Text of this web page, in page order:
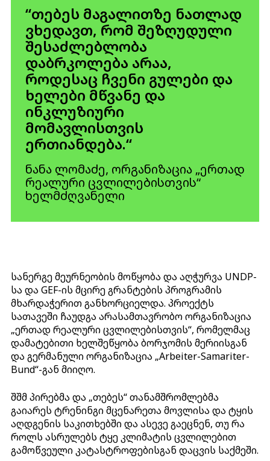
“თებეს მაგალითზე ნათლად
ვხედავთ, რომ შეზღუდული
შესაძლებლობა
დაბრკოლება არაა,
როდესაც ჩვენი გულები და
ხელები მწვანე და
ინკლუზიური
მომავლისთვის
ერთიანდება.“
ნანა ლომაძე, ორგანიზაცია „ერთად
რეალური ცვლილებისთვის“
ხელმძღვანელი
სანერგე მეურნეობის მოწყობა და აღჭურვა UNDP-
სა და GEF-ის მცირე გრანტების პროგრამის
მხარდაჭერით განხორციელდა. პროექტს
სათავეში ჩაუდგა არასამთავრობო ორგანიზაცია
„ერთად რეალური ცვლილებისთვის“, რომელმაც
დამატებითი ხელშეწყობა ბორჯომის მერიისგან
და გერმანული ორგანიზაცია „Arbeiter-Samariter-
Bund“-გან მიიღო.
შშმ პირებმა და „თებეს“ თანამშრომლებმა
გაიარეს ტრენინგი მცენარეთა მოვლისა და ტყის
აღდგენის საკითხებში და ასევე გაეცნენ, თუ რა
როლს ასრულებს ტყე კლიმატის ცვლილებით
გამოწვეული კატასტროფებისგან დაცვის საქმეში.